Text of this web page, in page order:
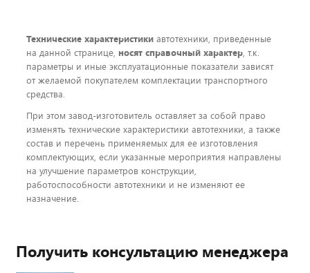
Технические характеристики автотехники, приведенные
на данной странице, носят справочный характер , т.к.
параметры и иные эксплуатационные показатели зависят
от желаемой покупателем комплектации транспортного
средства.
При этом завод-изготовитель оставляет за собой право
изменять технические характеристики автотехники, а также
состав и перечень применяемых для ее изготовления
комплектующих, если указанные мероприятия направлены
на улучшение параметров конструкции,
работоспособности автотехники и не изменяют ее
назначение.
Получить консультацию менеджера